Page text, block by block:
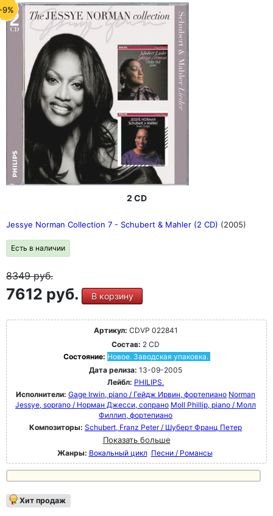
9%
2 CD
Jessye Norman Collection 7 - Schubert & Mahler (2 CD) (2005)
Есть в наличии
8349руб.
7612 руб. В корзину
Артикул: CDVP 022841
Состав: 2 CD
Состояние: Новое. Заводская упаковка.
Дата релиза: 13-09-2005
Лейбл: PHILIPS.
Исполнители: Gage Irwin, piano / Гейдж Ирвин, фортепиано Norman
Jessye, soprano / Норман Джесси, сопрано Moll Phillip, piano / Молл
Филлип, фортепиано
Композиторы: Schubert, Franz Peter / Шуберт Франц Петер
Показать больше
Жанры: Вокальный цикл Песни / Романсы
Хит продаж